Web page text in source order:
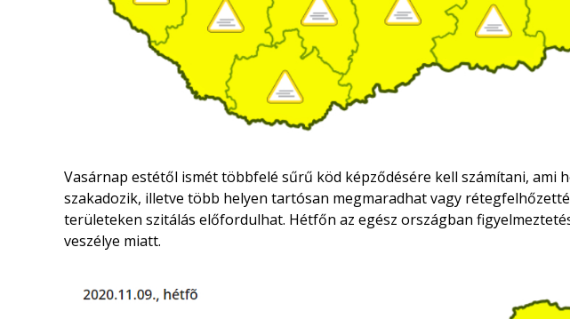
Vasárnap estétől ismét többfelé sűrű köd képződésére kell számítani, ami
szakadozik, illetve több helyen tartósan megmaradhat vagy
területeken szitálás előfordulhat. Hétfőn az egész országban
veszélye miatt.